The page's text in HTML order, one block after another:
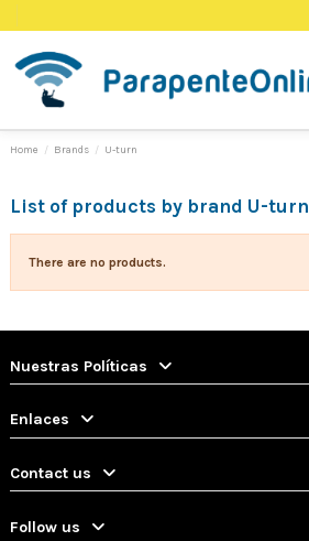
Home Brands U-turn
List of products by brand U-turn
There are no products.
Nuestras Políticas
Enlaces
Contact us
Follow us